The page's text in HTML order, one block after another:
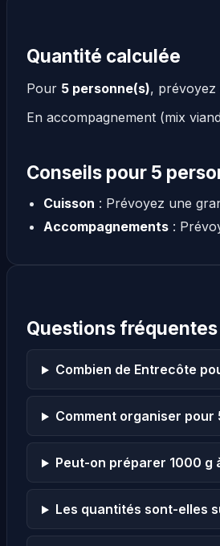
Quantité calculée
Pour 5 personne(s), prévoyez
En accompagnement (mix
Conseils pour 5
Cuisson : Prévoyez une
Accompagnements:
Questions fréquentes
Combien de Entrecôte
Comment organiser pour
Peut-on préparer 1000 g
Les quantités sont-elles